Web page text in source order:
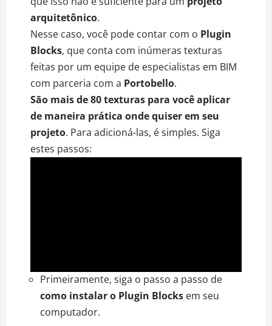
arquitetônico.
Nesse caso, você pode contar com o Plugin
Blocks, que conta com inúmeras texturas
feitas por um equipe de especialistas em BIM
com parceria com a Portobello.
São mais de 80 texturas para você aplicar
de maneira prática onde quiser em seu
projeto. Para adicioná-las, é simples. Siga
estes passos:
Primeiramente, siga o passo a passo de
como instalar o Plugin Blocks em seu
computador.